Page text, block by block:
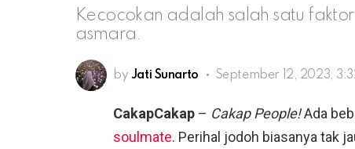
Kecocokan adalah salah satu
asmara.
by Jati Sunarto September 12, 2023,
CakapCakap – Cakap People!Ada
soulmate. Perihal jodoh biasanya tak